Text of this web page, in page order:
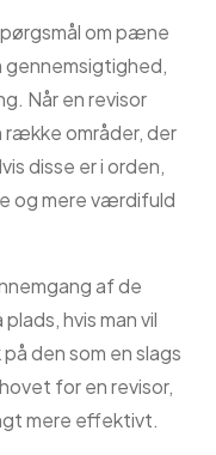
om pæne
gennemsigtighed,
Når en revisor
række områder, der
disse er i orden,
og mere værdifuld
af de
hvis man vil
den som en slags
for en revisor,
mere effektivt.